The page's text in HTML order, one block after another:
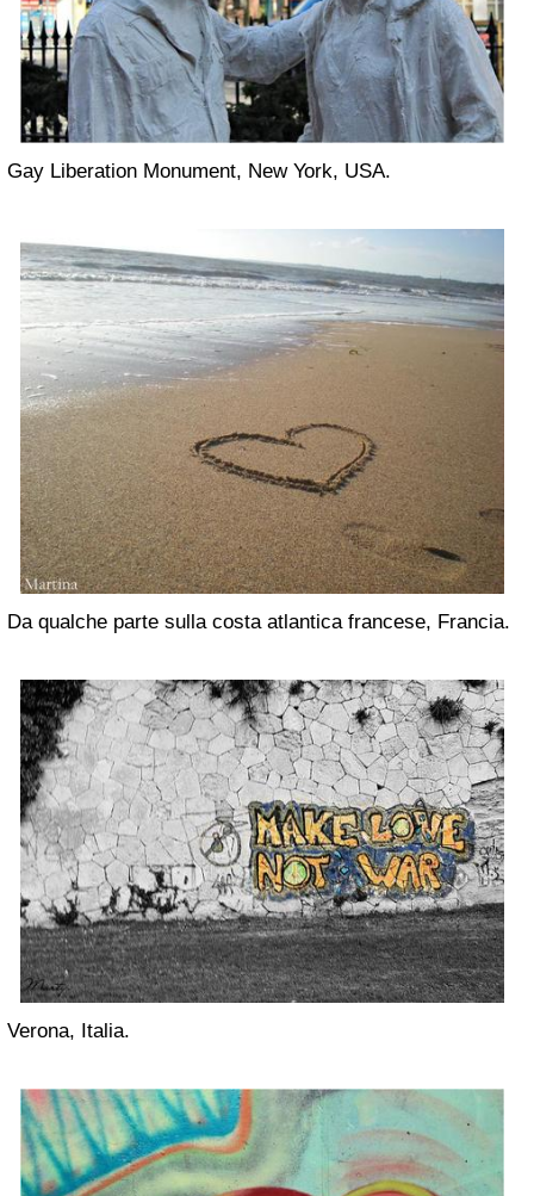
Gay Liberation Monument, New York, USA.
Da qualche parte sulla costa atlantica francese, Francia.
Verona, Italia.